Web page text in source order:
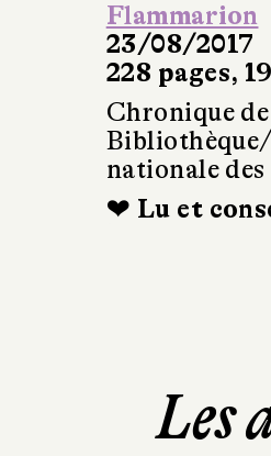
Flammarion
23/08/2017
228 pages,
Chronique de
nationale
❤ Lu et
Les